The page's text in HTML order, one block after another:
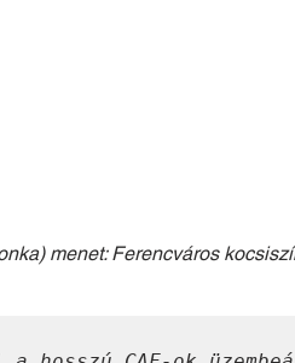
menet: Ferencváros